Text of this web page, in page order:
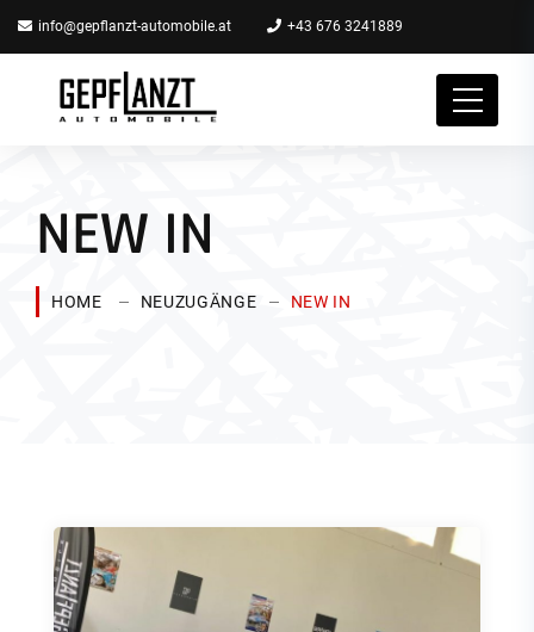
info@gepflanzt-automobile.at +43 676 3241889
NEW IN
HOME NEUZUGÄNGE NEW IN